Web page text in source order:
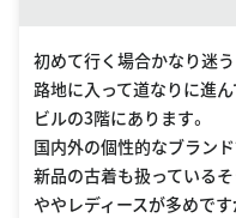
初めて行く場合かなり迷う
路地に入って道なりに進
ビルの3階にあります。
国内外の個性的なブラン
新品の古着も扱っているそ
ややレディースが多めで